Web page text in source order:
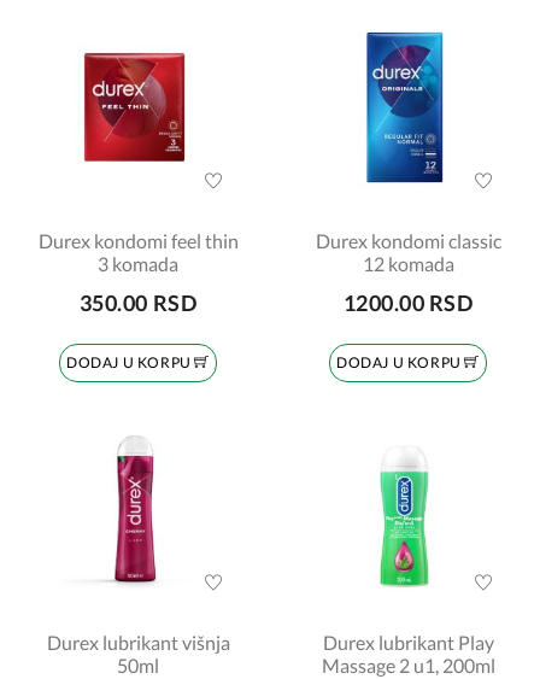
Durex kondomi feel thin
3 komada
350.00 RSD
DODAJ U KORPU
Durex kondomi classic
12 komada
1200.00 RSD
DODAJ U KORPU
Durex lubrikant višnja
50ml
Durex lubrikant Play
Massage 2 u1, 200ml